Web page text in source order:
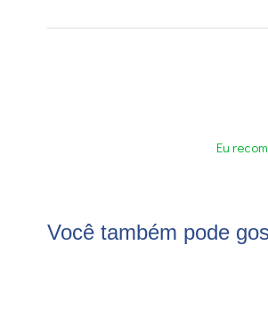
Eu
Você também pode